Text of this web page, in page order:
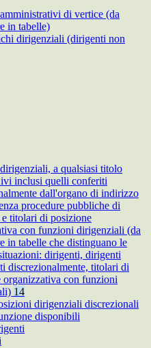
di vertice (da
in tabelle)
dirigenziali (dirigenti non
a qualsiasi titolo
inclusi quelli conferiti
dall'organo di indirizzo
procedure pubbliche di
e titolari di posizione
con funzioni dirigenziali (da
in tabelle che distinguano le
dirigenti, dirigenti
discrezionalmente, titolari di
organizzativa con funzioni
14
dirigenziali discrezionali
disponibili